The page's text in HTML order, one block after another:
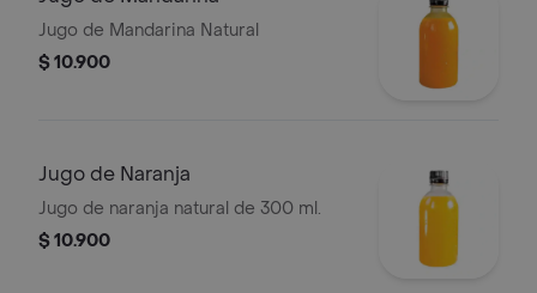
Jugo de Mandarina Natural
$ 10.900
Jugo de Naranja
Jugo de naranja natural de 300 ml.
$ 10.900